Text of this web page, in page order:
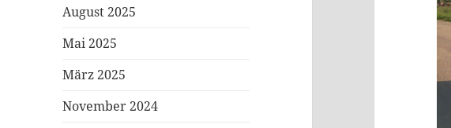
August 2025
Mai 2025
März 2025
November 2024